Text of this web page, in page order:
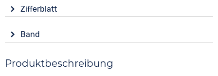
Funktionen
Datumsanzeige
Wasserdicht
Saphirglas
Form
Rund
Material
Zifferblatt
Analog
Perlmutt
Band
Silber
Produktbeschreibung